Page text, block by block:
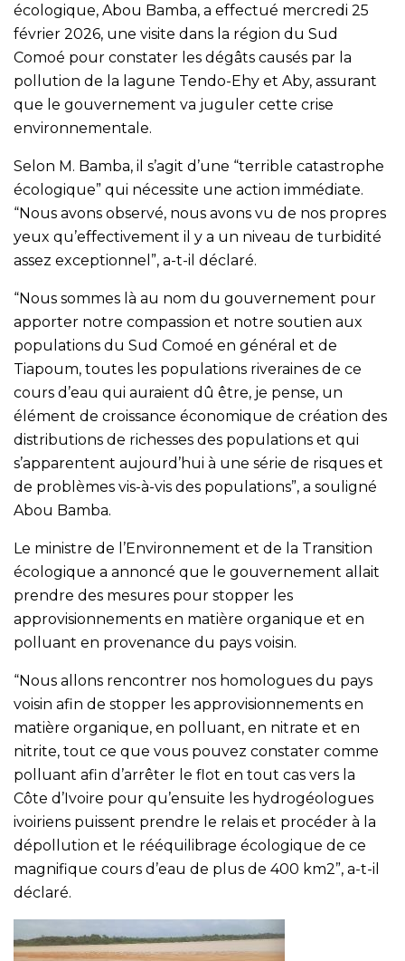
écologique, Abou Bamba, a effectué mercredi 25
février 2026, une visite dans la région du Sud
Comoé pour constater les dégâts causés par la
pollution de la lagune Tendo-Ehy et Aby, assurant
que le gouvernement va juguler cette crise
environnementale.
Selon M. Bamba, il s’agit d’une “terrible catastrophe
écologique” qui nécessite une action immédiate.
“Nous avons observé, nous avons vu de nos propres
yeux qu’effectivement il y a un niveau de turbidité
assez exceptionnel”, a-t-il déclaré.
“Nous sommes là au nom du gouvernement pour
apporter notre compassion et notre soutien aux
populations du Sud Comoé en général et de
Tiapoum, toutes les populations riveraines de ce
cours d’eau qui auraient dû être, je pense, un
élément de croissance économique de création des
distributions de richesses des populations et qui
s’apparentent aujourd’hui à une série de risques et
de problèmes vis-à-vis des populations”, a souligné
Abou Bamba.
Le ministre de l’Environnement et de la Transition
écologique a annoncé que le gouvernement allait
prendre des mesures pour stopper les
approvisionnements en matière organique et en
polluant en provenance du pays voisin.
“Nous allons rencontrer nos homologues du pays
voisin afin de stopper les approvisionnements en
matière organique, en polluant, en nitrate et en
nitrite, tout ce que vous pouvez constater comme
polluant afin d’arrêter le flot en tout cas vers la
Côte d’Ivoire pour qu’ensuite les hydrogéologues
ivoiriens puissent prendre le relais et procéder à la
dépollution et le rééquilibrage écologique de ce
magnifique cours d’eau de plus de 400 km2”, a-t-il
déclaré.